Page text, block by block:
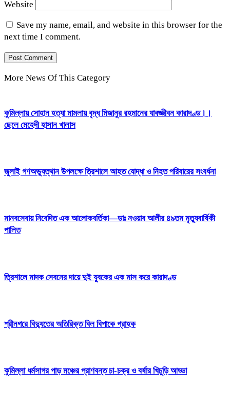
Website
Save my name, email, and website in this browser for the
next time I comment.
More News Of This Category
কুমিল্লায় সোহান হত্যা মামলায় বৃদ্ধ মিজানুর রহমানের যাবজ্জীবন কারাদণ্ড।।
ছেলে মেহেদী হাসান খালাস
জুলাই গণঅভ্যুত্থান উপলক্ষে ত্রিশালে আহত যোদ্ধা ও নিহত পরিবারের সংবর্ধনা
মানবসেবায় নিবেদিত এক আলোকবর্তিকা—ডাঃ নওয়াব আলীর ৪৯তম মৃত্যুবার্ষিকী
পালিত
ত্রিশালে মাদক সেবনের দায়ে দুই যুবকের এক মাস করে কারাদণ্ড
শ্রীনগরে বিদ্যুতের অতিরিক্ত বিল বিপাকে গ্রাহক
কুমিল্লা ধর্মসাগর পাড় মঞ্চের প্রাণবন্ত চা-চক্র ও বর্ষার খিচুড়ি আড্ডা